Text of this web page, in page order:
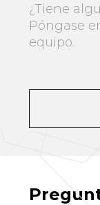
¿Tiene
Póngase
equipo.